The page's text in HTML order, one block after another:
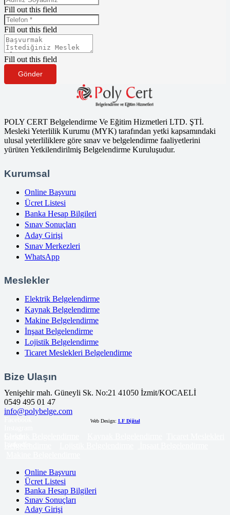
Fill out this field
Fill out this field
Fill out this field
Gönder
POLY CERT Belgelendirme Ve Eğitim Hizmetleri LTD. ŞTİ.
Mesleki Yeterlilik Kurumu (MYK) tarafından yetki kapsamındaki
ulusal yeterliliklere göre sınav ve belgelendirme faaliyetlerini
yürüten Yetkilendirilmiş Belgelendirme Kuruluşudur.
Kurumsal
Online Başvuru
Ücret Listesi
Banka Hesap Bilgileri
Sınav Sonuçları
Aday Girişi
Sınav Merkezleri
WhatsApp
Meslekler
Elektrik Belgelendirme
Kaynak Belgelendirme
Makine Belgelendirme
İnşaat Belgelendirme
Lojistik Belgelendirme
Ticaret Meslekleri Belgelendirme
Bize Ulaşın
Yenişehir mah. Güneyli Sk. No:21 41050 İzmit/KOCAELİ
0549 495 01 47
info@polybelge.com
Web Design: LF Dijital
Online Başvuru
Ücret Listesi
Banka Hesap Bilgileri
Sınav Sonuçları
Aday Girişi